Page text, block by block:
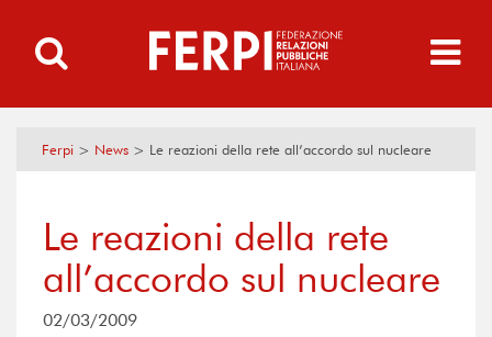
Ferpi > News > Le reazioni della rete all’accordo sul nucleare
Le reazioni della rete
all’accordo sul nucleare
02/03/2009